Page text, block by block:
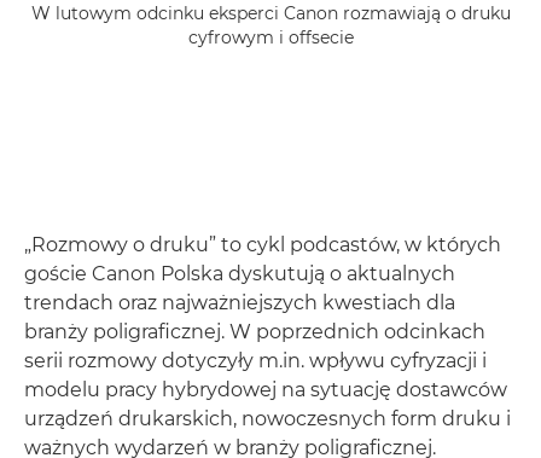
W lutowym odcinku eksperci Canon rozmawiają o druku
cyfrowym i offsecie
„Rozmowy o druku” to cykl podcastów, w których
goście Canon Polska dyskutują o aktualnych
trendach oraz najważniejszych kwestiach dla
branży poligraficznej. W poprzednich odcinkach
serii rozmowy dotyczyły m.in. wpływu cyfryzacji i
modelu pracy hybrydowej na sytuację dostawców
urządzeń drukarskich, nowoczesnych form druku i
ważnych wydarzeń w branży poligraficznej.